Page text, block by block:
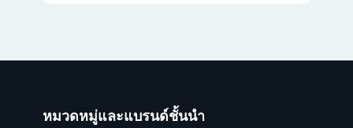
หมวดหมู่และแบรนด์ชั้นนำ